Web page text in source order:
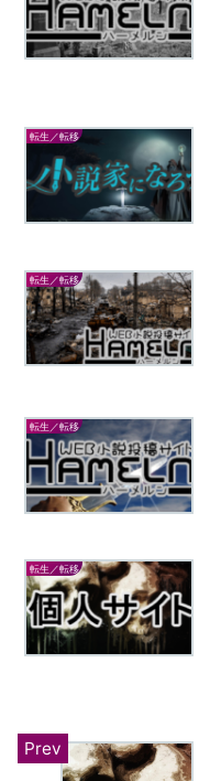
転生／転移
転生／転移
転生／転移
転生／転移